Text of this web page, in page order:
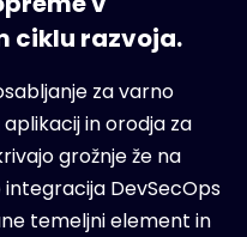
ciklu razvoja.
za varno
in orodja za
grožnje že na
DevSecOps
temeljni element in